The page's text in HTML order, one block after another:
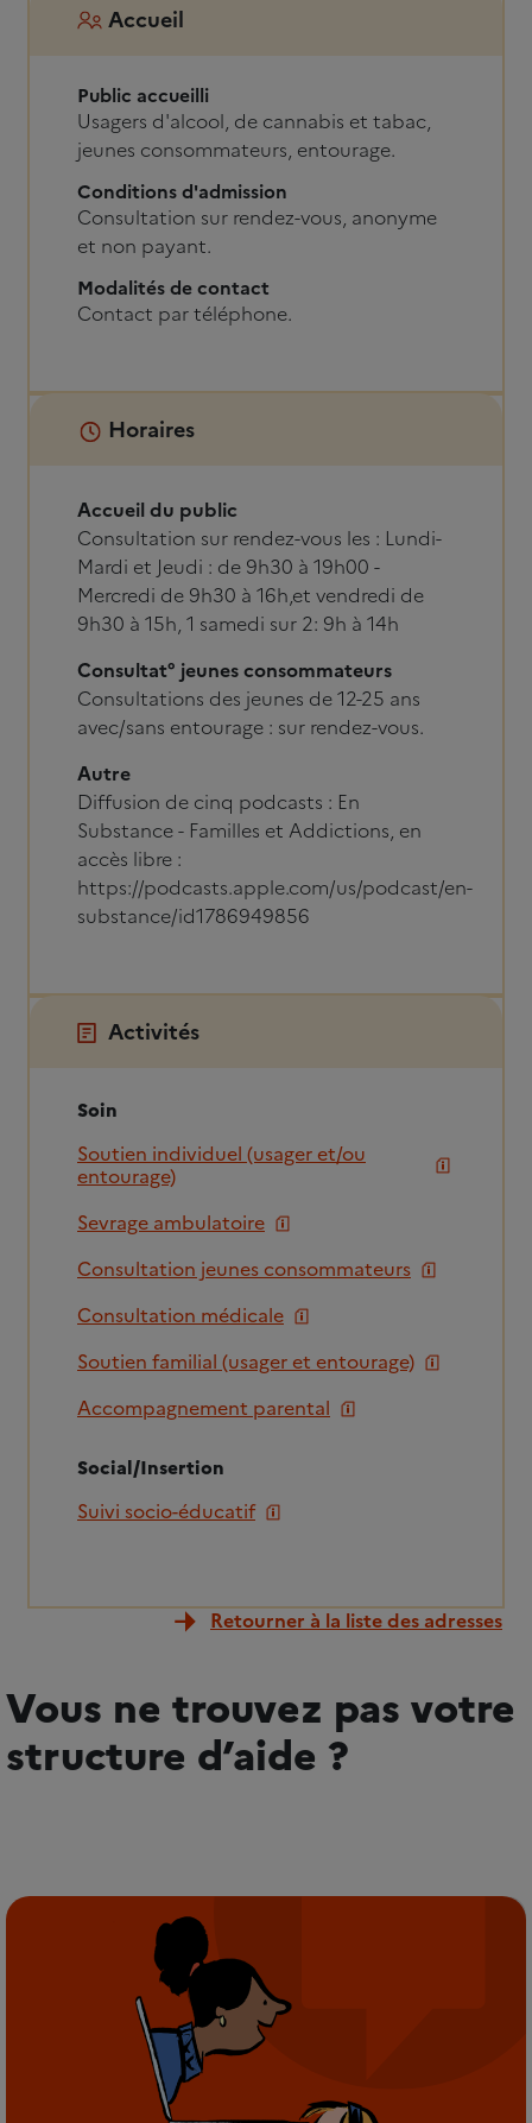
Accueil
Public accueilli
Usagers d'alcool, de cannabis et tabac,
jeunes consommateurs, entourage.
Conditions d'admission
Consultation sur rendez-vous, anonyme
et non payant.
Modalités de contact
Contact par téléphone.
Horaires
Accueil du public
Consultation sur rendez-vous les : Lundi-
Mardi et Jeudi : de 9h30 à 19h00 -
Mercredi de 9h30 à 16h,et vendredi de
9h30 à 15h, 1 samedi sur 2: 9h à 14h
Consultat° jeunes consommateurs
Consultations des jeunes de 12-25 ans
avec/sans entourage : sur rendez-vous.
Autre
Diffusion de cinq podcasts : En
Substance - Familles et Addictions, en
accès libre :
https://podcasts.apple.com/us/podcast/en-
substance/id1786949856
Activités
Soin
Soutien individuel (usager et/ou
entourage)
Sevrage ambulatoire
Consultation jeunes consommateurs
Consultation médicale
Soutien familial (usager et entourage)
Accompagnement parental
Social/Insertion
Suivi socio-éducatif
Retourner à la liste des adresses
Vous ne trouvez pas votre
structure d’aide ?